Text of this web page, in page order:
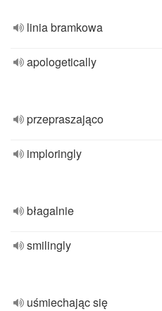
linia bramkowa
apologetically
przepraszająco
imploringly
błagalnie
smilingly
uśmiechając się